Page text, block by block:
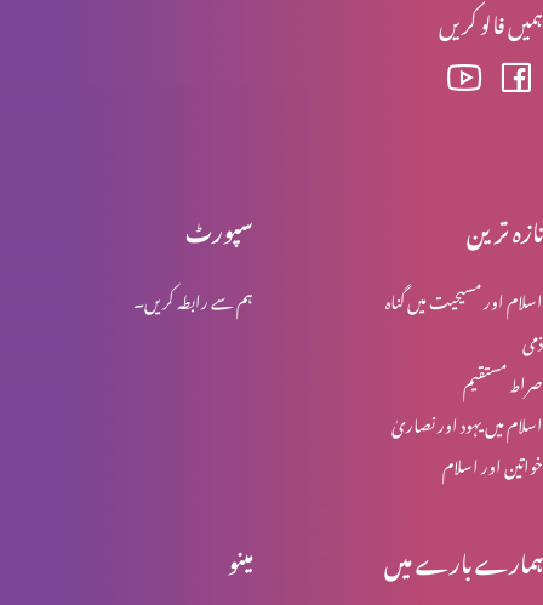
ہمیں فالو کریں
سپورٹ
ہم سے رابطہ کریں۔
تازہ ترین
اسلام اور مسیحیت میں گناہ
ذمی
صراط مستقیم
اسلام میں یہود اور نصاریٰ
خواتین اور اسلام
مینو ہمارے بارے میں